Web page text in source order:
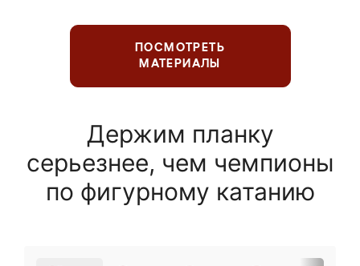
ПОСМОТРЕТЬ
МАТЕРИАЛЫ
Держим планку
серьезнее, чем чемпионы
по фигурному катанию